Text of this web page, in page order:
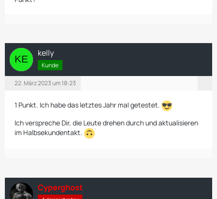
kelly
Kunde
22. März 2023 um 18:23
1 Punkt. Ich habe das letztes Jahr mal getestet.
Ich verspreche Dir, die Leute drehen durch und aktualisieren
im Halbsekundentakt.
Cyperghost